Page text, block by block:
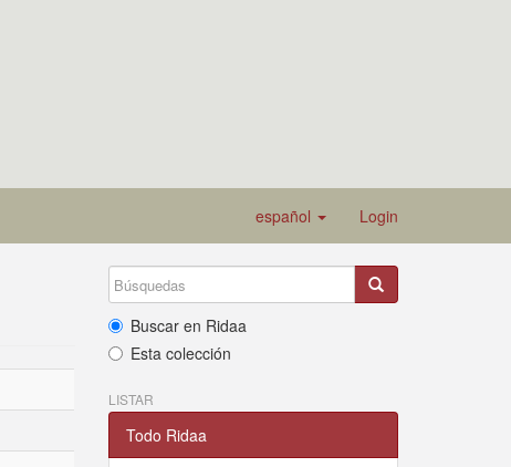
español Login
Buscar en Ridaa
Esta colección
LISTAR
Todo Ridaa